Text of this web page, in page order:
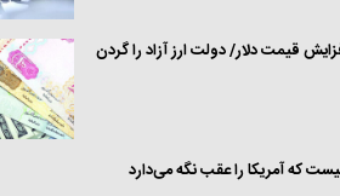
قیمت دلار/ دولت ارز آزاد را گردن
که آمریکا را عقب نگه می‌دارد